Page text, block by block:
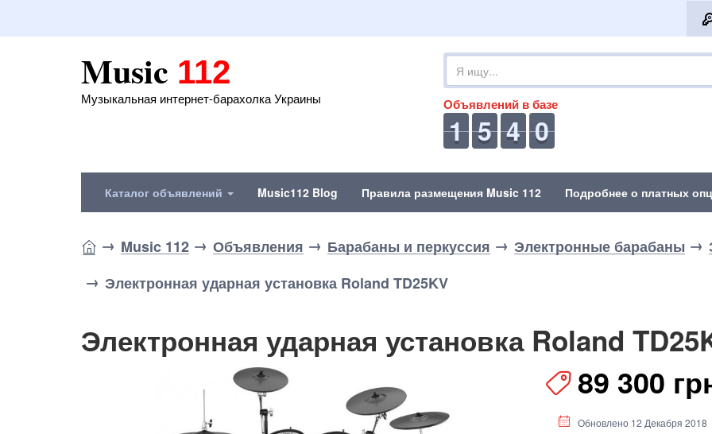
Music 112
Музыкальная интернет-барахолка Украины Объявлений в базе
1 5 4 0
Каталог объявлений Music112 Blog Правила размещения Music 112 Подробнее о платных
Music 112 Объявления Барабаны и перкуссия Электронные барабаны
Электронная ударная установка Roland TD25KV
Электронная ударная установка Roland
89 300
Обновлено 12 Декабря 2018